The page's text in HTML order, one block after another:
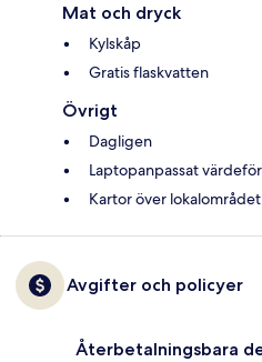
Mat och dryck
Kylskåp
Gratis flaskvatten
Övrigt
Dagligen
Laptopanpassat
Kartor över lokalområdet
Avgifter och policyer
Återbetalningsbara